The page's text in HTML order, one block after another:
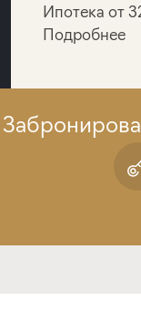
Ипотека от
Подробнее